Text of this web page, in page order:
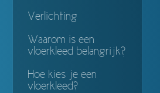
Verlichting
Waarom is een
vloerkleed belangrijk?
Hoe kies je een
vloerkleed?